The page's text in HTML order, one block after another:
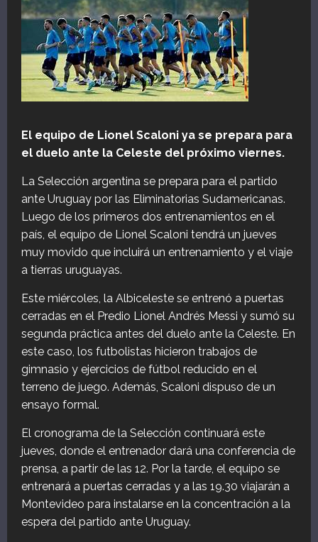
El equipo de Lionel Scaloni ya se prepara para
el duelo ante la Celeste del próximo viernes.
La Selección argentina se prepara para el partido
ante Uruguay por las Eliminatorias Sudamericanas.
Luego de los primeros dos entrenamientos en el
país, el equipo de Lionel Scaloni tendrá un jueves
muy movido que incluirá un entrenamiento y el viaje
a tierras uruguayas.
Este miércoles, la Albiceleste se entrenó a puertas
cerradas en el Predio Lionel Andrés Messi y sumó su
segunda práctica antes del duelo ante la Celeste. En
este caso, los futbolistas hicieron trabajos de
gimnasio y ejercicios de fútbol reducido en el
terreno de juego. Además, Scaloni dispuso de un
ensayo formal.
El cronograma de la Selección continuará este
jueves, donde el entrenador dará una conferencia de
prensa, a partir de las 12. Por la tarde, el equipo se
entrenará a puertas cerradas y a las 19.30 viajarán a
Montevideo para instalarse en la concentración a la
espera del partido ante Uruguay.